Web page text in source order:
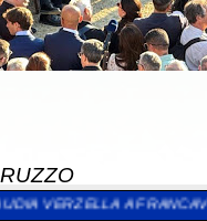
FRANCAVILLA AL MARE